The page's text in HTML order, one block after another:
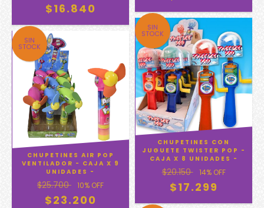
$16.840
SIN
STOCK
CHUPETINES AIR POP
VENTILADOR - CAJA X 9
UNIDADES -
$25.700 10% OFF
$23.200
SIN
STOCK
CHUPETINES CON
JUGUETE TWISTER POP -
CAJA X 8 UNIDADES -
$20.150 14% OFF
$17.299